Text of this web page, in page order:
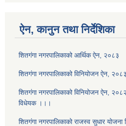
ऐन, कानुन तथा निर्देशिका
शितगंगा नगरपालिकाको आर्थिक ऐन, २०८३
शितगंगा नगरपालिकाको विनियोजन ऐन, २०८३
शितगंगा नगरपालिकाको विनियोजन ऐन,
विधेयक ।।।
शितगंगा नगरपालिकाको राजस्व सुधार योजना